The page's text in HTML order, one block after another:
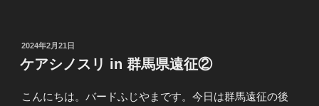
投
稿
日:
2024年2月21日
ケアシノスリ in 群馬県遠征②
こんにちは。バードふじやまです。今日は群馬遠征の後